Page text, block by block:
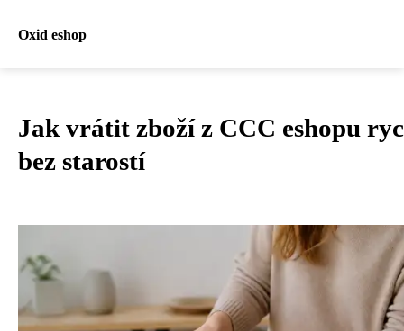
Oxid eshop
Jak vrátit zboží z CCC eshopu
bez starostí